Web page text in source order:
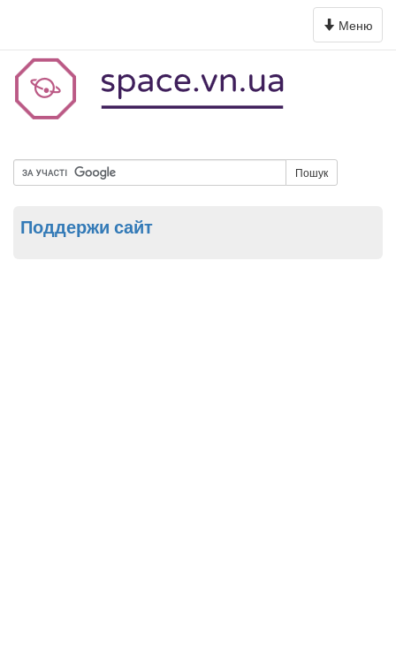
Toggle
navigation
Меню
Пошук
Поддержи сайт